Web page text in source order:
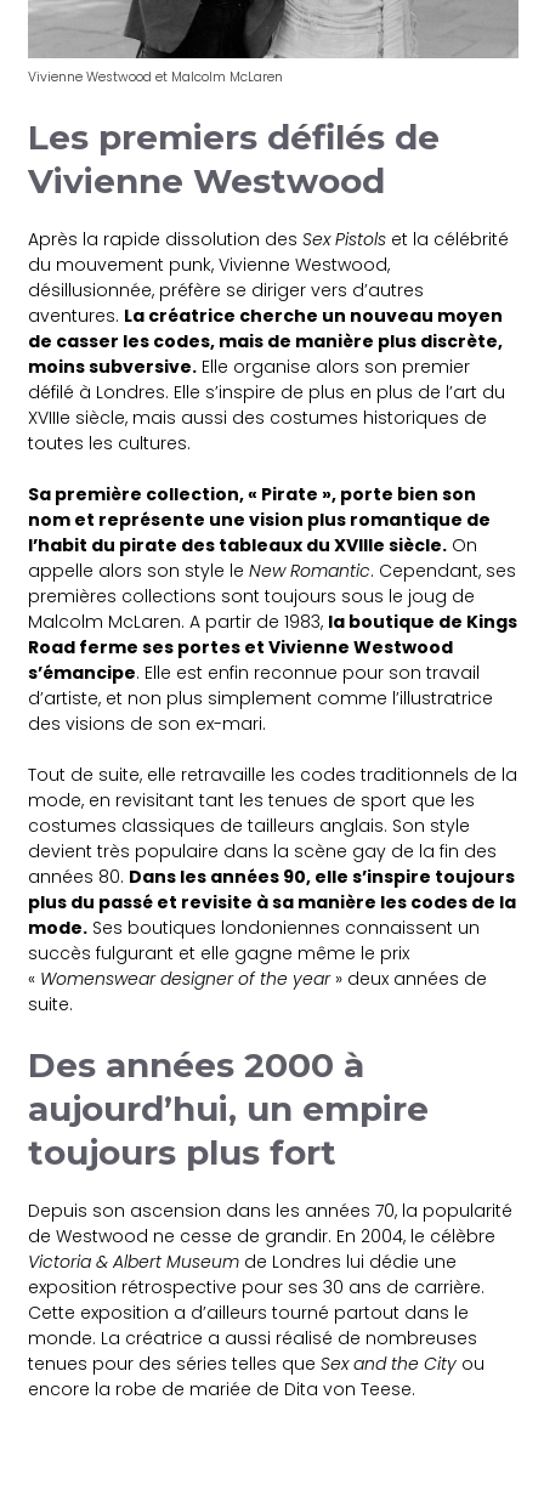
Vivienne Westwood et Malcolm McLaren
Les premiers défilés de
Vivienne Westwood
Après la rapide dissolution desSex Pistols et la célébrité
du mouvement punk, Vivienne Westwood,
désillusionnée, préfère se diriger vers d’autres
aventures. La créatrice cherche un nouveau moyen
de casser les codes, mais de manière plus discrète,
moins subversive. Elle organise alors son premier
défilé à Londres. Elle s’inspire de plus en plus de l’art du
XVIIIe siècle, mais aussi des costumes historiques de
toutes les cultures.
Sa première collection, « Pirate », porte bien son
nom et représente une vision plus romantique de
l’habit du pirate des tableaux du XVIIIe siècle. On
appelle alors son style leNew Romantic. Cependant, ses
premières collections sont toujours sous le joug de
Malcolm McLaren. A partir de 1983, la boutique de Kings
Road ferme ses portes et Vivienne Westwood
s’émancipe. Elle est enfin reconnue pour son travail
d’artiste, et non plus simplement comme l’illustratrice
des visions de son ex-mari.
Tout de suite, elle retravaille les codes traditionnels de la
mode, en revisitant tant les tenues de sport que les
costumes classiques de tailleurs anglais. Son style
devient très populaire dans la scène gay de la fin des
années 80. Dans les années 90, elle s’inspire toujours
plus du passé et revisite à sa manière les codes de la
mode. Ses boutiques londoniennes connaissent un
succès fulgurant et elle gagne même le prix
« Womenswear designer of the year» deux années de
suite.
Des années 2000 à
aujourd’hui, un empire
toujours plus fort
Depuis son ascension dans les années 70, la popularité
de Westwood ne cesse de grandir. En 2004, le célèbre
Victoria & Albert Museum de Londres lui dédie une
exposition rétrospective pour ses 30 ans de carrière.
Cette exposition a d’ailleurs tourné partout dans le
monde. La créatrice a aussi réalisé de nombreuses
tenues pour des séries telles queSex and the City ou
encore la robe de mariée de Dita von Teese.